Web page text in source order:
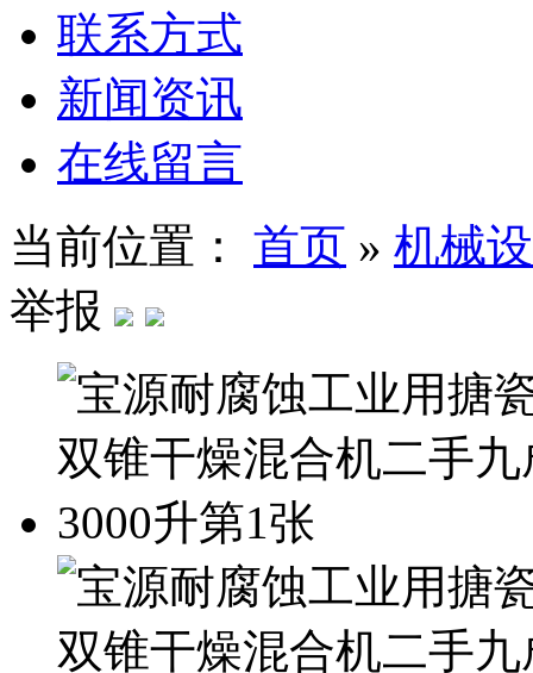
联系方式
新闻资讯
在线留言
当前位置： 首页 » 机械
举报